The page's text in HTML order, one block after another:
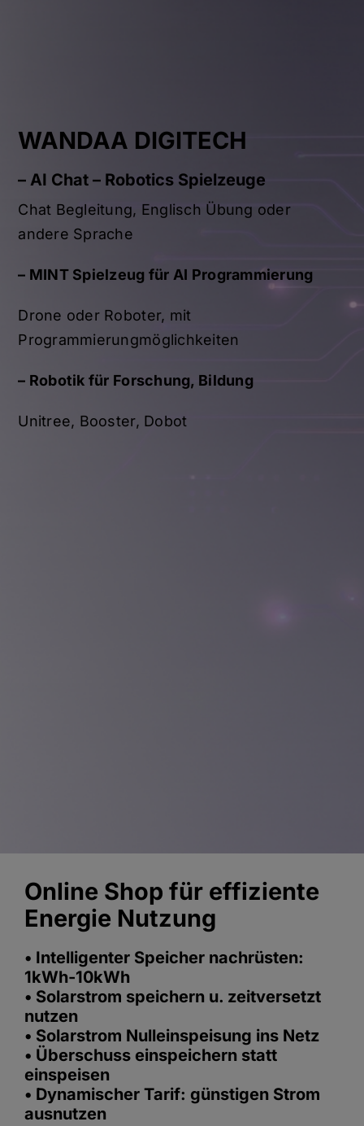
WANDAA DIGITECH
– AI Chat – Robotics Spielzeuge
Chat Begleitung, Englisch Übung oder
andere Sprache
– MINT Spielzeug für AI Programmierung
Drone oder Roboter, mit
Programmierungmöglichkeiten
– Robotik für Forschung, Bildung
Unitree, Booster, Dobot
Online Shop für effiziente
Energie Nutzung
• Intelligenter Speicher nachrüsten:
1kWh-10kWh
• Solarstrom speichern u. zeitversetzt
nutzen
• Solarstrom Nulleinspeisung ins Netz
• Überschuss einspeichern statt
einspeisen
• Dynamischer Tarif: günstigen Strom
ausnutzen